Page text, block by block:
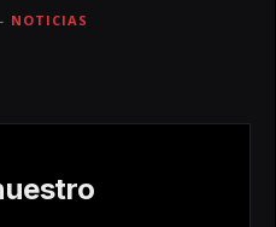
NOTICIAS